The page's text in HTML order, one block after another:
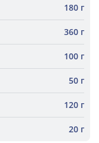
180 г
360 г
100 г
50 г
120 г
20 г